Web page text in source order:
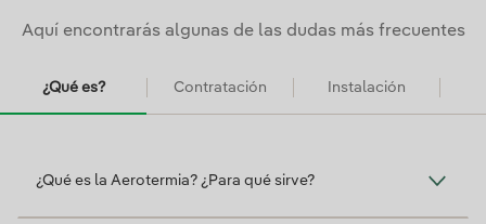
Aquí encontrarás algunas de las dudas más frecuentes
¿Qué es? Contratación Instalación
¿Qué es la Aerotermia? ¿Para qué sirve?